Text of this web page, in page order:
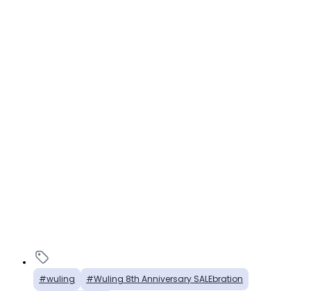
wuling
Wuling 8th Anniversary SALEbration